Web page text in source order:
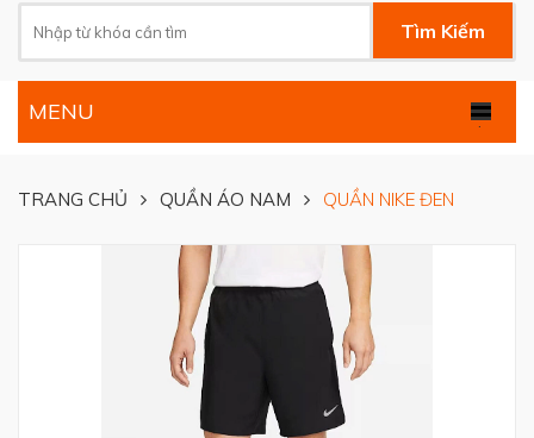
Tìm Kiếm
.
MENU
TRANG CHỦ QUẦN ÁO NAM QUẦN NIKE ĐEN